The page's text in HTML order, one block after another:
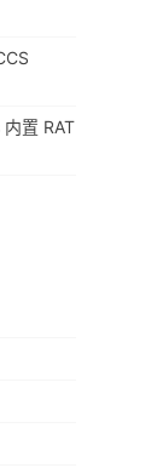
置 RAT